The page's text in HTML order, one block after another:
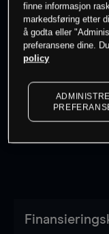
Kursene er
finne informasjon
markedsføring etter
å godta eller
preferansene dine.
policy